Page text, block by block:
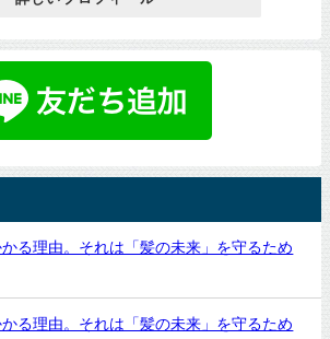
る理由。それは「髪の未来」を守るため
る理由。それは「髪の未来」を守るため